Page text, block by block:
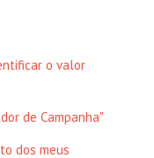
o valor
de Campanha"
dos meus